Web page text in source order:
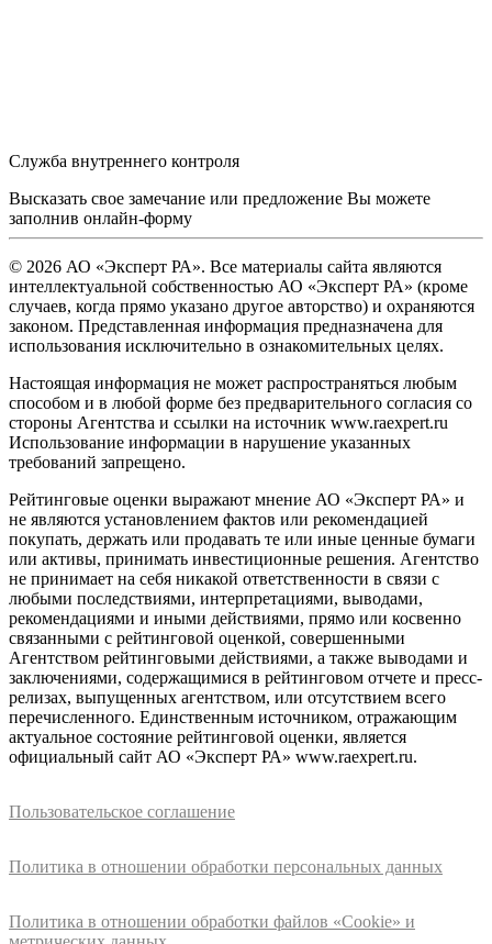
Служба внутреннего контроля
Высказать свое замечание или предложение Вы можете
заполнив онлайн-форму
© 2026 АО «Эксперт РА». Все материалы сайта являются
интеллектуальной собственностью АО «Эксперт РА» (кроме
случаев, когда прямо указано другое авторство) и охраняются
законом. Представленная информация предназначена для
использования исключительно в ознакомительных целях.
Настоящая информация не может распространяться любым
способом и в любой форме без предварительного согласия со
стороны Агентства и ссылки на источник www.raexpert.ru
Использование информации в нарушение указанных
требований запрещено.
Рейтинговые оценки выражают мнение АО «Эксперт РА» и
не являются установлением фактов или рекомендацией
покупать, держать или продавать те или иные ценные бумаги
или активы, принимать инвестиционные решения. Агентство
не принимает на себя никакой ответственности в связи с
любыми последствиями, интерпретациями, выводами,
рекомендациями и иными действиями, прямо или косвенно
связанными с рейтинговой оценкой, совершенными
Агентством рейтинговыми действиями, а также выводами и
заключениями, содержащимися в рейтинговом отчете и пресс-
релизах, выпущенных агентством, или отсутствием всего
перечисленного. Единственным источником, отражающим
актуальное состояние рейтинговой оценки, является
официальный сайт АО «Эксперт РА» www.raexpert.ru.
Пользовательское соглашение
Политика в отношении обработки персональных данных
Политика в отношении обработки файлов «Cookie» и